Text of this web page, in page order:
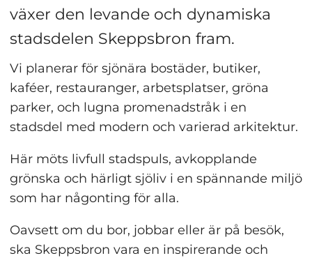
växer den levande och dynamiska
stadsdelen Skeppsbron fram.
Vi planerar för sjönära bostäder, butiker,
kaféer, restauranger, arbetsplatser, gröna
parker, och lugna promenadstråk i en
stadsdel med modern och varierad arkitektur.
Här möts livfull stadspuls, avkopplande
grönska och härligt sjöliv i en spännande miljö
som har någonting för alla.
Oavsett om du bor, jobbar eller är på besök,
ska Skeppsbron vara en inspirerande och